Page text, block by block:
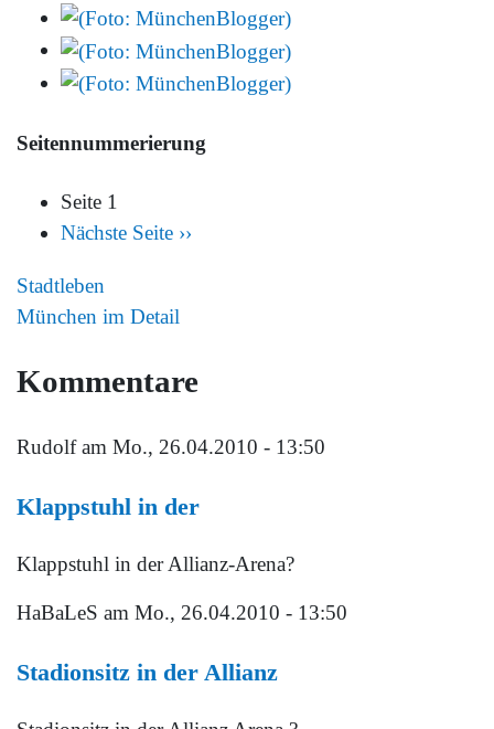
Seitennummerierung
Seite 1
Nächste Seite ››
Stadtleben
München im Detail
Kommentare
Rudolfam Mo., 26.04.2010 - 13:50
Klappstuhl in der
Klappstuhl in der Allianz-Arena?
HaBaLeS am Mo., 26.04.2010 - 13:50
Stadionsitz in der Allianz